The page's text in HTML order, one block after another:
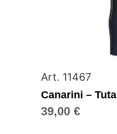
Art. 11467
Canarini – Tuta
39,00€